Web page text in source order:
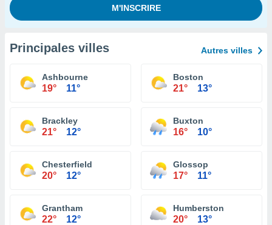
Principales villes Autres villes
Ashbourne
19° 11°
Boston
21° 13°
Brackley
21° 12°
Buxton
16° 10°
Chesterfield
20° 12°
Glossop
17° 11°
Grantham
22° 12°
Humberston
20° 13°